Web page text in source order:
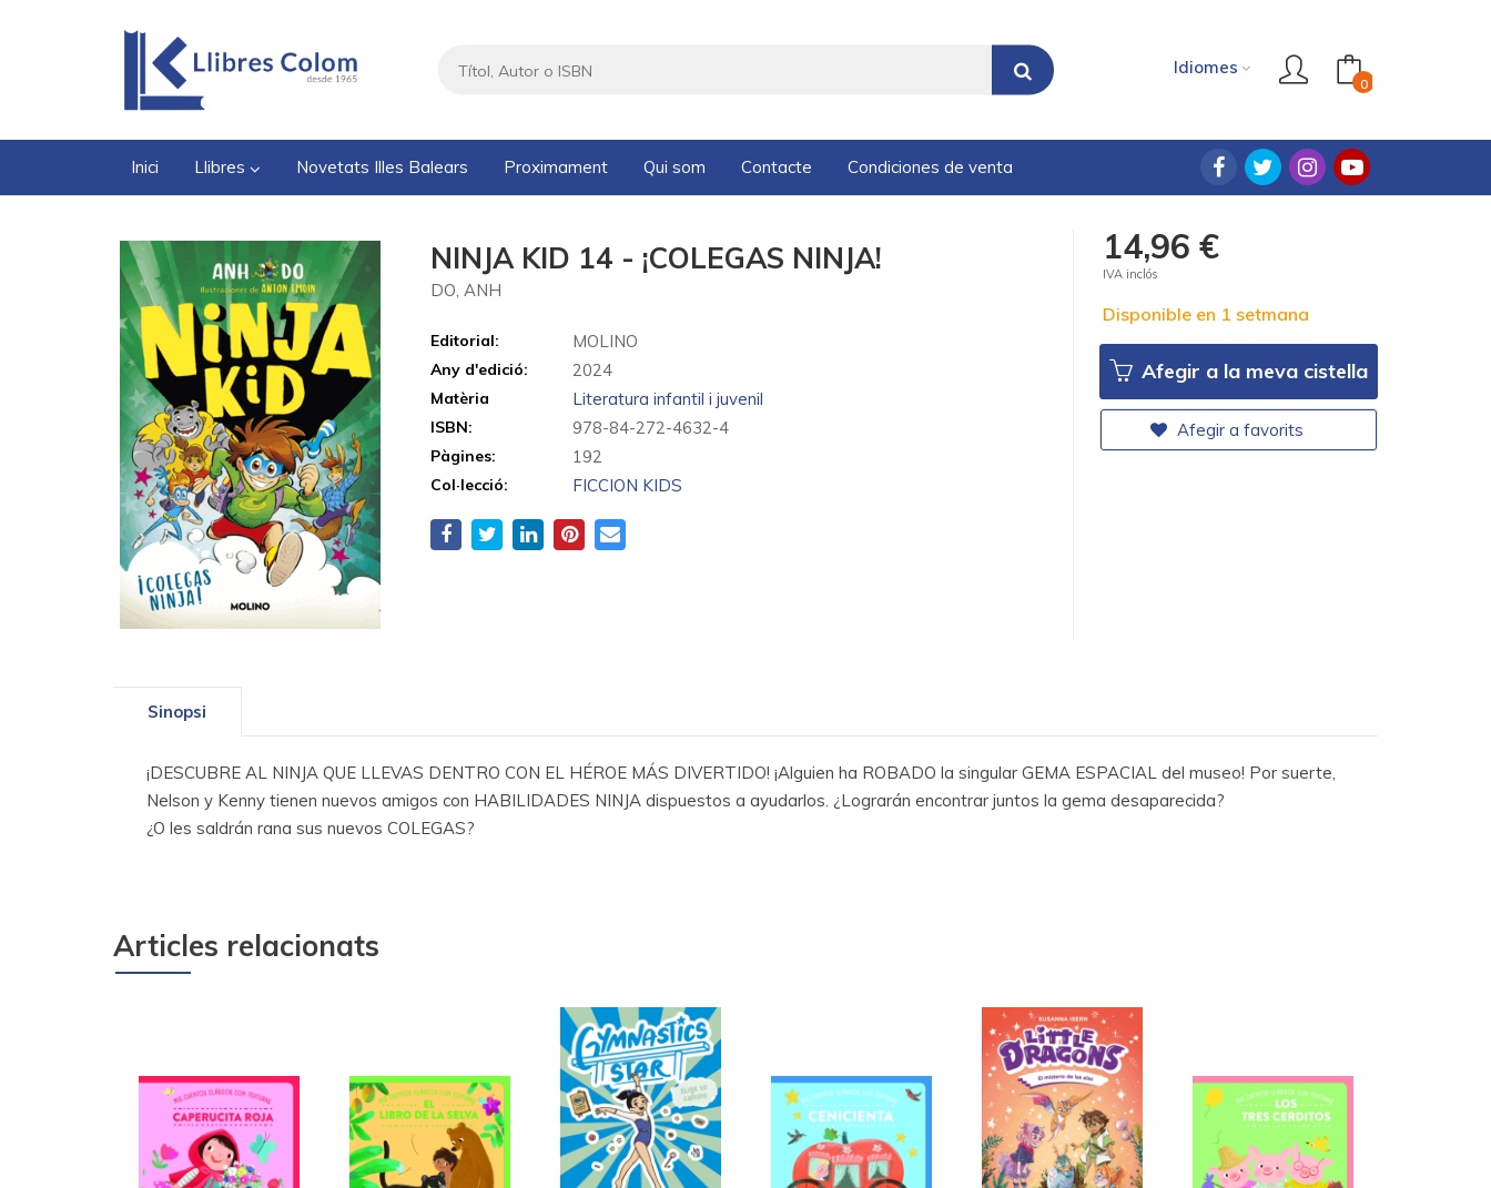
Idiomes
0
Inici Llibres Novetats Illes Balears Proximament Qui som Contacte Condiciones de venta
NINJA KID 14 - ¡COLEGAS NINJA!
DO, ANH
Editorial: MOLINO
Any d'edició: 2024
Matèria Literatura infantil i juvenil
ISBN: 978-84-272-4632-4
Pàgines: 192
Col·lecció: FICCION KIDS
14,96 €
IVA inclós
Disponible en 1 setmana
Afegir a la meva cistella
Afegir a favorits
Sinopsi
¡DESCUBRE AL NINJA QUE LLEVAS DENTRO CON EL HÉROE MÁS DIVERTIDO! ¡Alguien ha ROBADO la singular GEMA ESPACIAL del museo! Por suerte,
Nelson y Kenny tienen nuevos amigos con HABILIDADES NINJA dispuestos a ayudarlos. ¿Lograrán encontrar juntos la gema desaparecida?
¿O les saldrán rana sus nuevos COLEGAS?
Articles relacionats